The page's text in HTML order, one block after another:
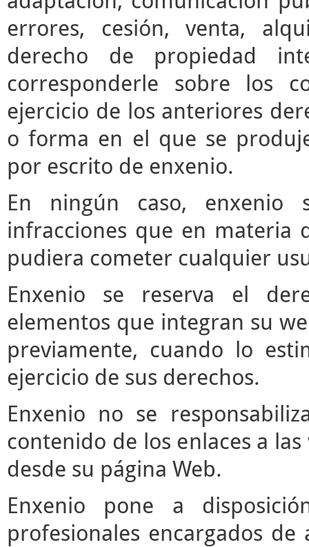
errores, cesión, venta,
derecho de propiedad
corresponderle sobre los
ejercicio de los anteriores
o forma en el que se
por escrito de enxenio.
En ningún caso, enxenio
infracciones que en materia
pudiera cometer cualquier
Enxenio se reserva el
elementos que integran su
previamente, cuando lo
ejercicio de sus derechos.
Enxenio no se
contenido de los enlaces a
desde su página Web.
Enxenio pone a
profesionales encargados